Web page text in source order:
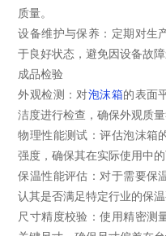
质量。
设备维护与保养：定期对生
于良好状态，避免因设备故障
成品检验
外观检测：对泡沫箱的表面
洁度进行检查，确保外观质量
物理性能测试：评估泡沫箱
强度，确保其在实际使用中的
保温性能评估：对于需要保
认其是否满足特定行业的保温
尺寸精度校验：使用精密测